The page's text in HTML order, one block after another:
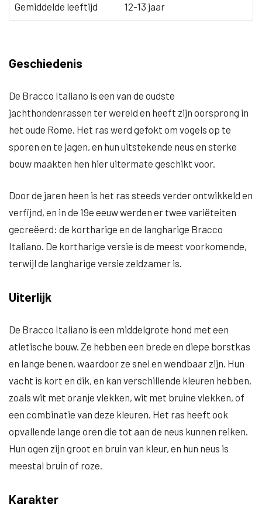
Gemiddelde leeftijd 12-13 jaar
Geschiedenis
De Bracco Italiano is een van de oudste
jachthondenrassen ter wereld en heeft zijn oorsprong in
het oude Rome. Het ras werd gefokt om vogels op te
sporen en te jagen, en hun uitstekende neus en sterke
bouw maakten hen hier uitermate geschikt voor.
Door de jaren heen is het ras steeds verder ontwikkeld en
verfijnd, en in de 19e eeuw werden er twee variëteiten
gecreëerd: de kortharige en de langharige Bracco
Italiano. De kortharige versie is de meest voorkomende,
terwijl de langharige versie zeldzamer is.
Uiterlijk
De Bracco Italiano is een middelgrote hond met een
atletische bouw. Ze hebben een brede en diepe borstkas
en lange benen, waardoor ze snel en wendbaar zijn. Hun
vacht is kort en dik, en kan verschillende kleuren hebben,
zoals wit met oranje vlekken, wit met bruine vlekken, of
een combinatie van deze kleuren. Het ras heeft ook
opvallende lange oren die tot aan de neus kunnen reiken.
Hun ogen zijn groot en bruin van kleur, en hun neus is
meestal bruin of roze.
Karakter